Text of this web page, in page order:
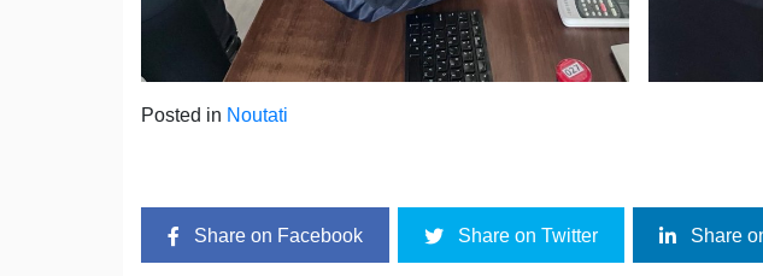
Posted in Noutati
Share on Facebook Share on Twitter Share